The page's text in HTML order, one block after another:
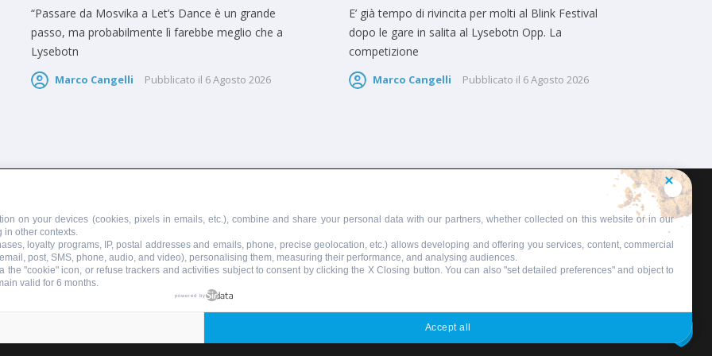
“Passare da Mosvika a Let’s Dance è un grande
passo, ma probabilmente lì farebbe meglio che a
Lysebotn
Marco Cangelli Pubblicato il 6 Agosto 2026
E’ già tempo di rivincita per molti al Blink Festival
dopo le gare in salita al Lysebotn Opp. La
competizione
Marco Cangelli Pubblicato il 6 Agosto 2026
PUBBLICITÀSCRIVI AL DIRETTORE
on your devices (cookies, pixels in emails, etc.), combine and share your personal data with our partners, whether collected on this website or in our
in other contexts.
loyalty programs, IP, postal addresses and emails, phone, precise geolocation, etc.) allows developing and offering you services, content, commercial
post, SMS, phone, audio, and video), personalising them, measuring their performance, and analysing audiences.
"cookie" icon, or refuse trackers and activities subject to consent by clicking the X Closing button. You can also "set detailed preferences" and object to
valid for 6 months.
powered by
Accept all